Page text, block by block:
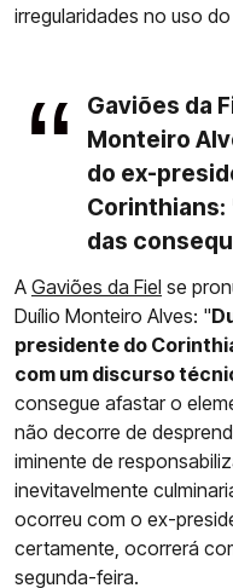
irregularidades no uso
Gaviões da
Monteiro
do ex-
das
A Gaviões da Fiel se
Duílio Monteiro Alves: "
presidente do
com um discurso
consegue afastar o
não decorre de
iminente de
inevitavelmente
ocorreu com o ex-
certamente, ocorrerá
segunda-feira.